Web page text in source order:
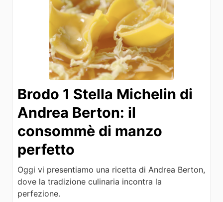
Brodo 1 Stella Michelin di
Andrea Berton: il
consommè di manzo
perfetto
Oggi vi presentiamo una ricetta di Andrea Berton,
dove la tradizione culinaria incontra la
perfezione.